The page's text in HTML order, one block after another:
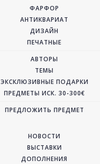
ФАРФОР
АНТИКВАРИАТ
ДИЗАЙН
ПЕЧАТНЫЕ
АВТОРЫ
ТЕМЫ
ЭКСКЛЮЗИВНЫЕ ПОДАРКИ
ПРЕДМЕТЫ ИСК. 30-300€
ПРЕДЛОЖИТЬ ПРЕДМЕТ
НОВОСТИ
ВЫСТАВКИ
ДОПОЛНЕНИЯ